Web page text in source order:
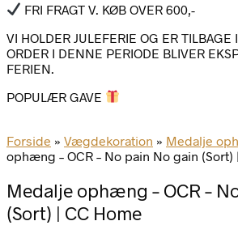
FRI FRAGT V. KØB OVER 600,-
VI HOLDER JULEFERIE OG ER TILBAGE
ORDER I DENNE PERIODE BLIVER
FERIEN.
POPULÆR GAVE
Forside » Vægdekoration » Medalje
ophæng – OCR – No pain No gain (Sort)
Medalje ophæng – OCR –
(Sort) | CC Home